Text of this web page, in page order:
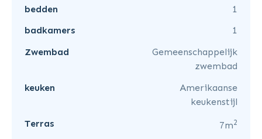
bedden
1
badkamers
1
Zwembad
Gemeenschappelijk
zwembad
keuken
Amerikaanse
keukenstijl
Terras
7m2